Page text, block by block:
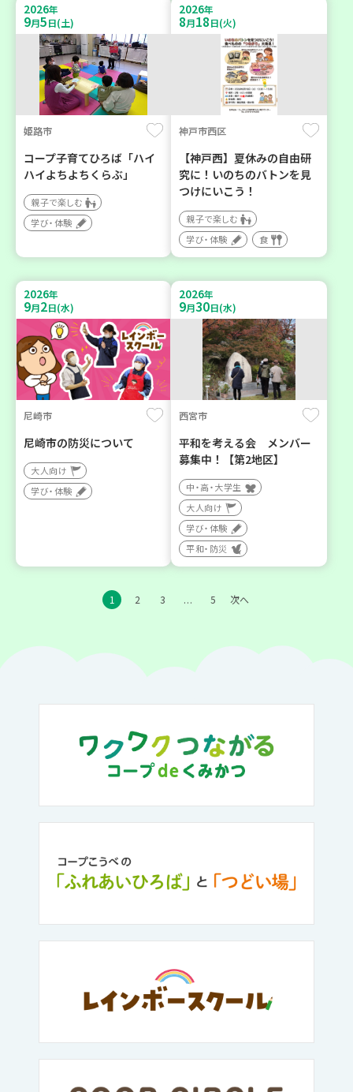
2026年
9月5日(土)
姫路市
コープ子育てひろば「ハイ
ハイよちよちくらぶ」
親子で楽しむ
学び・体験
2026年
8月18日(火)
神戸市西区
【神戸西】夏休みの自由研
究に！いのちのバトンを見
つけにいこう！
親子で楽しむ
学び・体験
食
2026年
9月2日(水)
尼崎市
尼崎市の防災について
大人向け
学び・体験
2026年
9月30日(水)
西宮市
平和を考える会 メンバー
募集中！【第2地区】
中・高・大学生
大人向け
学び・体験
平和・防災
1 2 3 … 5 次へ